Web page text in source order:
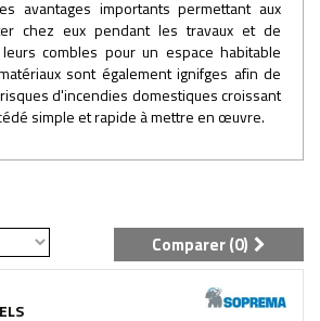
avantages importants permettant aux
chez eux pendant les travaux et de
combles pour un espace habitable
sont également ignifges afin de
d'incendies domestiques croissant
simple et rapide à mettre en œuvre.
Comparer (0)